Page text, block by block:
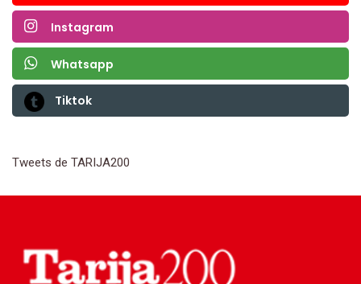
Instagram
Whatsapp
Tiktok
Tweets de TARIJA200